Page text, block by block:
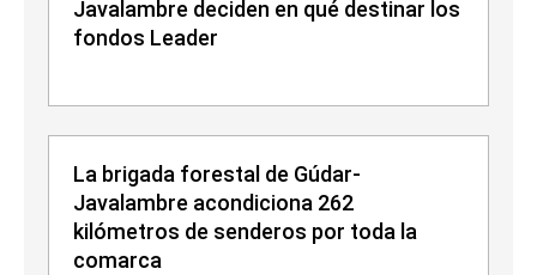
Javalambre deciden en qué destinar los
fondos Leader
La brigada forestal de Gúdar-
Javalambre acondiciona 262
kilómetros de senderos por toda la
comarca